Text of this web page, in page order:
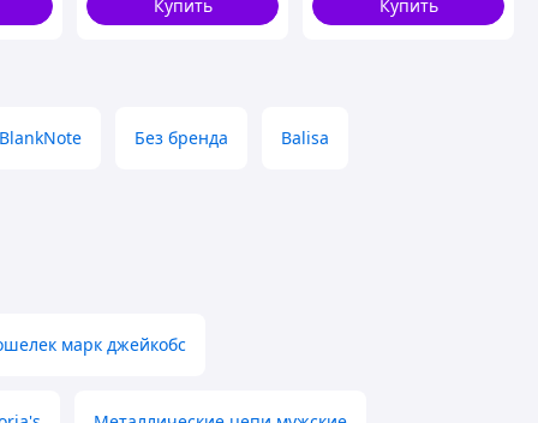
Купить Купить
BlankNote Без бренда Balisa
марк джейкобс